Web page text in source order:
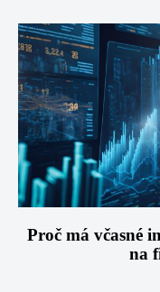
Proč má včasné
na